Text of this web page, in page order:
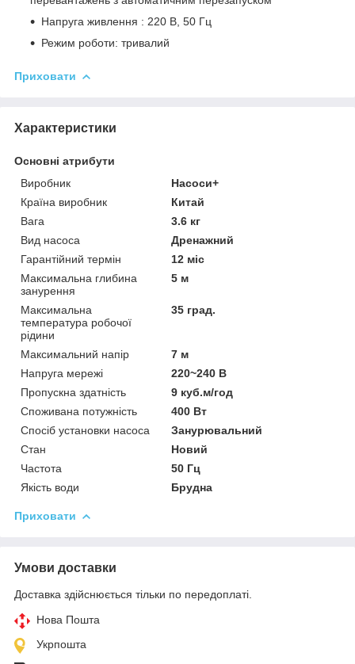
Напруга живлення : 220 В, 50 Гц
Режим роботи: тривалий
Приховати
Характеристики
Основні атрибути
Виробник
Насоси+
Країна виробник
Китай
Вага
3.6 кг
Вид насоса
Дренажний
Гарантійний термін
12 міс
Максимальна глибина
занурення
5 м
Максимальна
температура робочої
рідини
35 град.
Максимальний напір
7 м
Напруга мережі
220~240 В
Пропускна здатність
9 куб.м/год
Споживана потужність
400 Вт
Спосіб установки насоса
Занурювальний
Стан
Новий
Частота
50 Гц
Якість води
Брудна
Приховати
Умови доставки
Доставка здійснюється тільки по передоплаті.
Нова Пошта
Укрпошта